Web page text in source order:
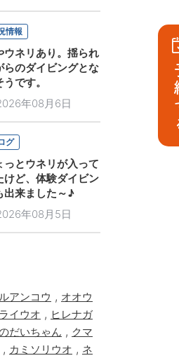
情報
ウネリあり。揺られ
らのダイビングとな
うです。
年08月6日
グ
っとウネリが入って
けど、体験ダイビン
出来ました～♪
年08月5日
アンコウ , オオウ
イウオ , ヒレナガ
だいちゃん , クマ
, カミソリウオ , ネ